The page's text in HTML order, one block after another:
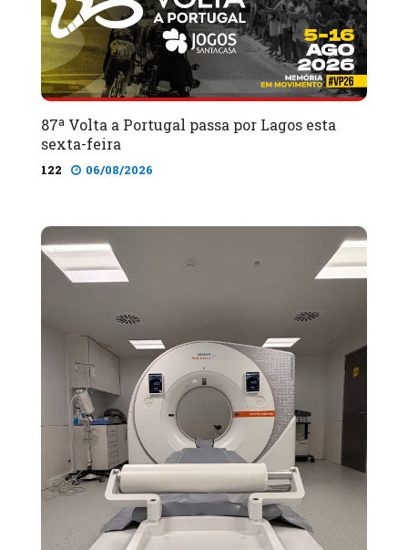
87ª Volta a Portugal passa por Lagos esta
sexta-feira
122 06/08/2026